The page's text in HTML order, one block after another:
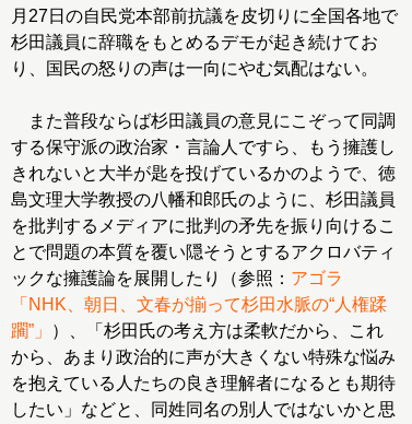
月27日の自民党本部前抗議を皮切りに全国各地で
杉田議員に辞職をもとめるデモが起き続けてお
り、国民の怒りの声は一向にやむ気配はない。
また普段ならば杉田議員の意見にこぞって同調
する保守派の政治家・言論人ですら、もう擁護し
きれないと大半が匙を投げているかのようで、徳
島文理大学教授の八幡和郎氏のように、杉田議員
を批判するメディアに批判の矛先を振り向けるこ
とで問題の本質を覆い隠そうとするアクロバティ
ックな擁護論を展開したり（参照： アゴラ
「NHK、朝日、文春が揃って杉田水脈の“人権蹂
躙”」
）、「杉田氏の考え方は柔軟だから、これ
から、あまり政治的に声が大きくない特殊な悩み
を抱えている人たちの良き理解者になるとも期待
したい」などと、同姓同名の別人ではないかと思